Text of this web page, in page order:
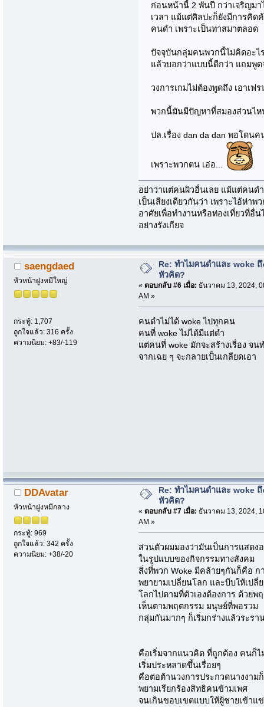
ก่อนหน้านี้ 2 พันปี กว่าเจริญม
เวลา แม้แต่ศิลปะก็ยังมีการคิด
คนดำ เพราะเป็นทาสมาตลอด
ปัจจุบันกลุ่มคนพวกนี้ไม่คิดอะไ
แล้วบอกว่าแบบนี้ดีกว่า แถมพูด
วงการเกมไม่ต้องพูดถึง เอาเฟ
พวกนี้มันมีปัญหาที่สมองส่วนไ
ปล.เรื่อง dan da dan พอโดน
เพราะพวกตน เอ่อ...
อย่าว่าแต่คนผิวอื่นเลย แม้แต่คนด
เป็นเสียงเดียวกันว่า เพราะไอ้ห่า
อาศัยเพื่อทำงานหรือท่องเที่ยวที่อื่
อย่างรังเกียจ
saengdaed
หัวหน้าฝูงหมีใหญ่
กระทู้: 1,707
ถูกใจแล้ว: 316 ครั้ง
ความนิยม: +83/-119
Re: ทำไมคนดำและ woke ถึ
หัวคิด?
« ตอบกลับ #6 เมื่อ: ธันวาคม 13, 2024,
AM »
คนดำไม่ได้ woke ไปทุกคน
คนที่ woke ไม่ได้มีแต่ดำ
แต่คนที่ woke มักจะสร้างเรื่อง จ
จากเฉย ๆ จะกลายเป็นเกลียดเอา
DDAvatar
หัวหน้าฝูงหมีกลาง
กระทู้: 969
ถูกใจแล้ว: 342 ครั้ง
ความนิยม: +38/-20
Re: ทำไมคนดำและ woke ถึ
หัวคิด?
« ตอบกลับ #7 เมื่อ: ธันวาคม 13, 2024,
AM »
ส่วนตัวผมมองว่ามันเป็นการแสด
ในรูปแบบของกิจกรรมทางสังคม
สิ่งที่พวก Woke มีคล้ายๆกันก็คือ ก
พยายามเปลี่ยนโลก และบีบให้เปลี่
โลกไปตามที่ตัวเองต้องการ ด้วยพ
เห็นตามพฤตกรรม มนุษย์ที่พอรวม
กลุ่มกันมากๆ ก็เริ่มกร่างแล้วระร
คือเริ่มจากแนวคิด ที่ถูกต้อง คนก็
เริ่มประหลาดขึ้นเรื่อยๆ
คือต่อต้านวงการประกวดนางงา
พยามเรียกร้องสิทธิคนข้ามเพศ
จนเกินขอบเขตแบบให้ผู้ชายเข้า